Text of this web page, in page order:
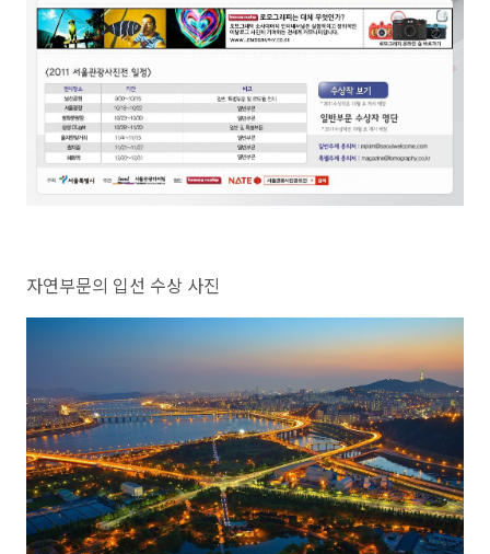
자연부문의 입선 수상 사진